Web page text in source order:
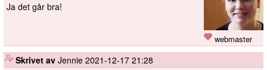
webmaster
Ja det går bra!
Skrivet av Jennie 2021-12-17 21:28